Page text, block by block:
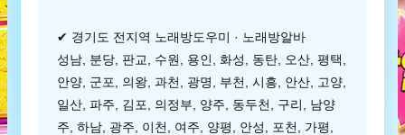
✔ 경기도 전지역 노래방도우미 · 노래방알바
성남, 분당, 판교, 수원, 용인, 화성, 동탄, 오산, 평택,
안양, 군포, 의왕, 과천, 광명, 부천, 시흥, 안산, 고양,
일산, 파주, 김포, 의정부, 양주, 동두천, 구리, 남양
주, 하남, 광주, 이천, 여주, 양평, 안성, 포천, 가평,